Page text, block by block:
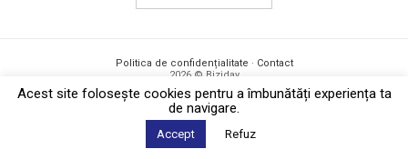
Politica de confidențialitate · Contact
2026 © Biziday
Acest site foloseşte cookies pentru a îmbunătăți experiența ta
de navigare.
Accept Refuz